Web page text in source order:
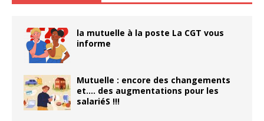
la mutuelle à la poste La CGT vous
informe
Mutuelle : encore des changements
et…. des augmentations pour les
salariéS !!!